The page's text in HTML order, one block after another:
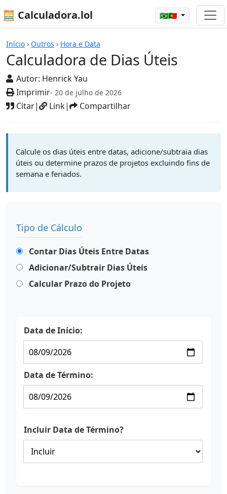
🧮 Calculadora.lol 🇧🇷🇵🇹
Início › Outros › Hora e Data
Calculadora de Dias Úteis
Autor: Henrick Yau
Imprimir- 20 de julho de 2026
Citar| Link| Compartilhar
Calculadoras
Calcule os dias úteis entre datas, adicione/subtraia dias
úteis ou determine prazos de projetos excluindo fins de
semana e feriados.
Tipo de Cálculo
Contar Dias Úteis Entre Datas
Adicionar/Subtrair Dias Úteis
Calcular Prazo do Projeto
Data de Início:
Data de Término:
Incluir Data de Término?